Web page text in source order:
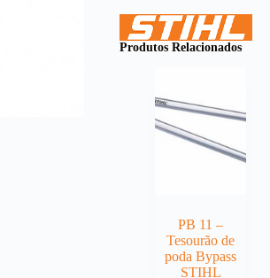
1950g
74,5
Produtos Relacionados
PB 11 –
Tesourão de
poda Bypass
STIHL